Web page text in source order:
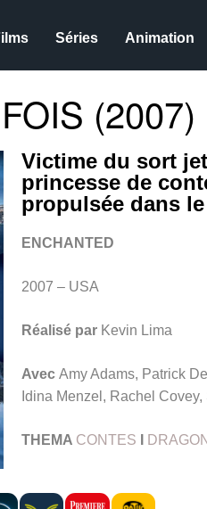
Séries Animation
(2007)
Victime du sort
princesse de
propulsée dans
ENCHANTED
2007 – USA
Réalisé par Kevin Lima
Avec Amy Adams, Patrick
Idina Menzel, Rachel
THEMA CONTES